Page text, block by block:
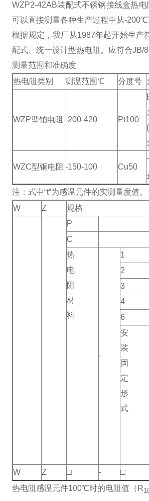
WZP2-42AB装配式不锈钢接线盒热
可以直接测量各种生产过程中从-
根据规定，我厂从1987年起开始生产
配式、统一设计型热电阻。应符合JB/
测量范围和准确度
热电阻类别
测温范围℃ 分度号
WZP型铂电阻 -200-420 Pt100
WZC型铜电阻 -150-100 Cu50
注：式中“t”为感温元件的实测量度值。
W
Z 规格
P
C
热
电
阻
材
料
-
1
2
3
4
6
安
装
固
定
形
式
W
Z □ - □
热电阻感温元件100℃时的电阻值（R